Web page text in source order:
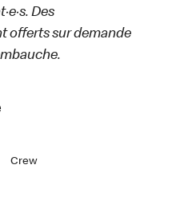
Des
offerts sur demande
Crew